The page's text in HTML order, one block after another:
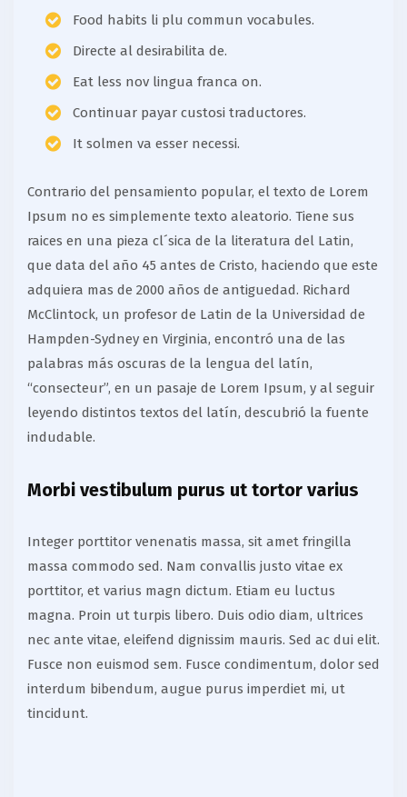
Food habits li plu commun vocabules.
Directe al desirabilita de.
Eat less nov lingua franca on.
Continuar payar custosi traductores.
It solmen va esser necessi.
Contrario del pensamiento popular, el texto de Lorem
Ipsum no es simplemente texto aleatorio. Tiene sus
raices en una pieza cl´sica de la literatura del Latin,
que data del año 45 antes de Cristo, haciendo que este
adquiera mas de 2000 años de antiguedad. Richard
McClintock, un profesor de Latin de la Universidad de
Hampden-Sydney en Virginia, encontró una de las
palabras más oscuras de la lengua del latín,
“consecteur”, en un pasaje de Lorem Ipsum, y al seguir
leyendo distintos textos del latín, descubrió la fuente
indudable.
Morbi vestibulum purus ut tortor varius
Integer porttitor venenatis massa, sit amet fringilla
massa commodo sed. Nam convallis justo vitae ex
porttitor, et varius magn dictum. Etiam eu luctus
magna. Proin ut turpis libero. Duis odio diam, ultrices
nec ante vitae, eleifend dignissim mauris. Sed ac dui elit.
Fusce non euismod sem. Fusce condimentum, dolor sed
interdum bibendum, augue purus imperdiet mi, ut
tincidunt.